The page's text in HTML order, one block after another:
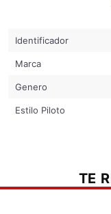
Identificador
Marca
Genero
Estilo Piloto
TE